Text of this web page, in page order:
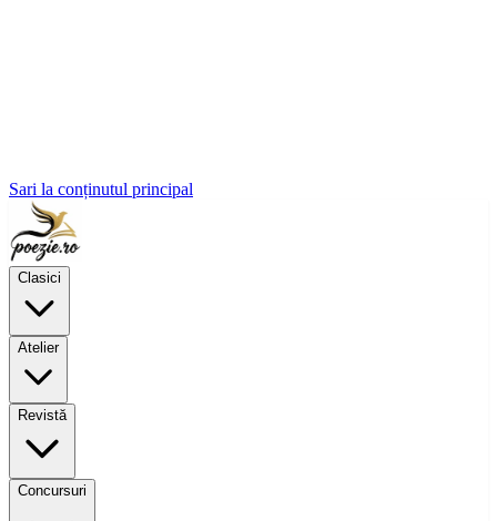
Sari la conținutul principal
Clasici
Atelier
Revistă
Concursuri